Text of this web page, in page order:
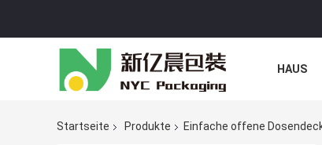
HAUS
Startseite
Produkte Einfache offene